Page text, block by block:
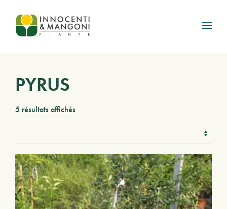
Skip to main content
PYRUS
5 résultats affichés